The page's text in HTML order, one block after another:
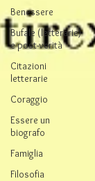
Benessere
Bufale (letterarie)
e post-verità
Citazioni
letterarie
Coraggio
Essere un
biografo
Famiglia
Filosofia